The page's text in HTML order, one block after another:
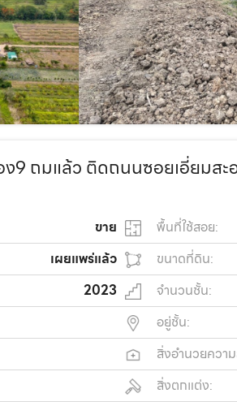
9 ถมแล้ว ติดถนนซอยเอี่ยมสะ
ขาย
เผยแพร่แล้ว
2023
พื้นที่ใช้สอย:
ขนาดที่ดิน:
จำนวนชั้น:
อยู่ชั้น:
สิ่งอำนวยควา
สิ่งตกแต่ง: